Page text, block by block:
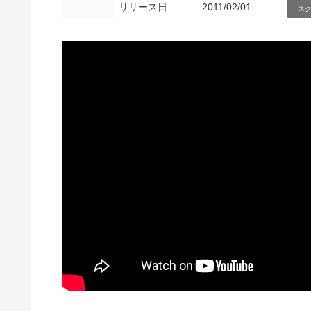
リリース日:
2011/02/01 ス